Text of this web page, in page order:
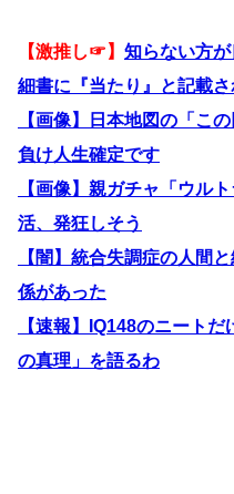
【激推し☞】 知らない方
細書に『当たり』と記載さ
【画像】日本地図の「こ
負け人生確定です
【画像】親ガチャ「ウル
活、発狂しそう
【闇】統合失調症の人間
係があった
【速報】IQ148のニート
の真理」を語るわ